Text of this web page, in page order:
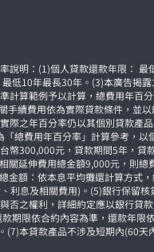
說明：(1)個人貸款還款年限： 最
低10年最長30年。(3)本廣告揭
計算範例予以計算，總費用年百
手續費用依為實際貸款條件，並以
際之年百分率仍以其個別貸款產
「總費用年百分率」計算參考，以
幣300,000元，貸款期間5年，貸
關延伸費用總金額9,000元，則總
金額：依本息平均攤還計算方式
利息及相關費用)。(5)銀行保留核
否之權利，詳細約定應以銀行貸
期限依合約內容為準，還款年限
(7)本貸款產品不涉及短期內(60天